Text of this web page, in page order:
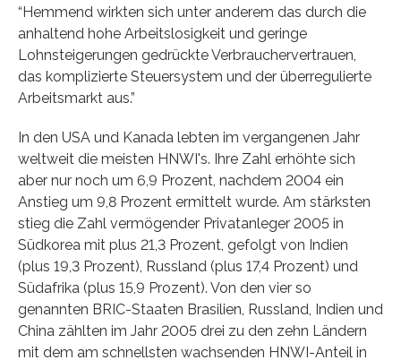
“Hemmend wirkten sich unter anderem das durch die
anhaltend hohe Arbeitslosigkeit und geringe
Lohnsteigerungen gedrückte Verbrauchervertrauen,
das komplizierte Steuersystem und der überregulierte
Arbeitsmarkt aus.”
In den USA und Kanada lebten im vergangenen Jahr
weltweit die meisten HNWI's. Ihre Zahl erhöhte sich
aber nur noch um 6,9 Prozent, nachdem 2004 ein
Anstieg um 9,8 Prozent ermittelt wurde. Am stärksten
stieg die Zahl vermögender Privatanleger 2005 in
Südkorea mit plus 21,3 Prozent, gefolgt von Indien
(plus 19,3 Prozent), Russland (plus 17,4 Prozent) und
Südafrika (plus 15,9 Prozent). Von den vier so
genannten BRIC-Staaten Brasilien, Russland, Indien und
China zählten im Jahr 2005 drei zu den zehn Ländern
mit dem am schnellsten wachsenden HNWI-Anteil in